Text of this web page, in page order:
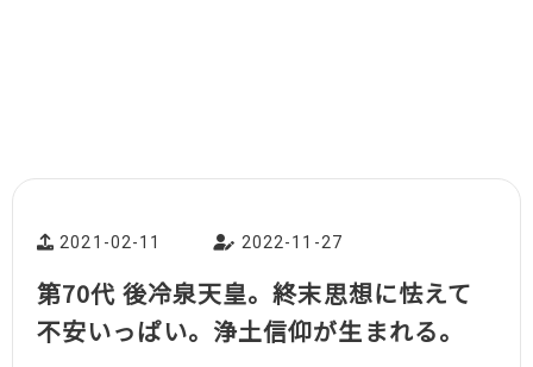
2021-02-11 2022-11-27
第70代 後冷泉天皇。終末思想に怯えて
不安いっぱい。浄土信仰が生まれる。